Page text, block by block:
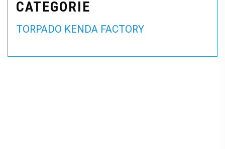
CATEGORIE
TORPADO KENDA FACTORY